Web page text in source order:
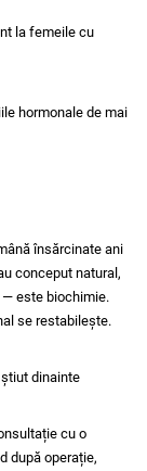
la femeile cu
hormonale de mai
însărcinate ani
conceput natural,
este biochimie.
se restabilește.
dinainte
cu o
după operație,